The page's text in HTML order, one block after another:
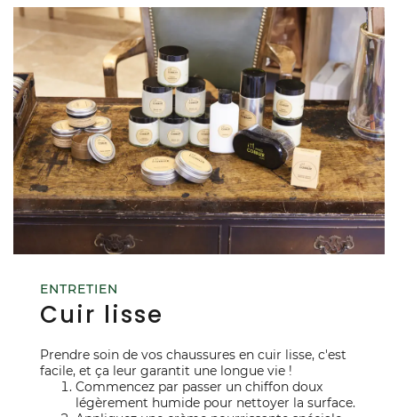
ENTRETIEN
Cuir lisse
Prendre soin de vos chaussures en cuir lisse, c'est
facile, et ça leur garantit une longue vie !
Commencez par passer un chiffon doux
légèrement humide pour nettoyer la surface.